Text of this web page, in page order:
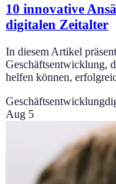
10 innovative
digitalen Zeitalter
In diesem Artikel
Geschäftsentwicklung,
helfen können,
Geschäftsentwicklung
Aug 5